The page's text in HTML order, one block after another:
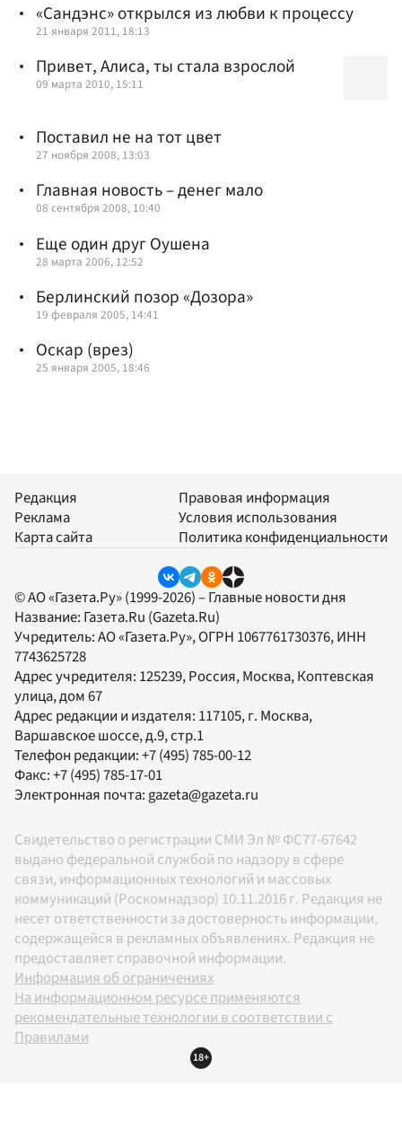
«Сандэнс» открылся из любви к процессу
21 января 2011, 18:13
Привет, Алиса, ты стала взрослой
09 марта 2010, 15:11
Поставил не на тот цвет
27 ноября 2008, 13:03
Главная новость – денег мало
08 сентября 2008, 10:40
Еще один друг Оушена
28 марта 2006, 12:52
Берлинский позор «Дозора»
19 февраля 2005, 14:41
Оскар (врез)
25 января 2005, 18:46
Редакция
Реклама
Карта сайта
Правовая информация
Условия использования
Политика конфиденциальности
© АО «Газета.Ру» (1999-2026) – Главные новости дня
Название: Газета.Ru (Gazeta.Ru)
Учредитель:АО «Газета.Ру», ОГРН 1067761730376, ИНН
7743625728
Адрес учредителя: 125239, Россия, Москва, Коптевская
улица, дом 67
Адрес редакции и издателя: 117105, г. Москва,
Варшавское шоссе, д.9, стр.1
Телефон редакции:+7 (495) 785-00-12
Факс:+7 (495) 785-17-01
Электронная почта: gazeta@gazeta.ru
Свидетельство о регистрации СМИ Эл № ФС77-67642
выдано федеральной службой по надзору в сфере
связи, информационных технологий и массовых
коммуникаций (Роскомнадзор) 10.11.2016 г. Редакция не
несет ответственности за достоверность информации,
содержащейся в рекламных объявлениях. Редакция не
предоставляет справочной информации.
Информация об ограничениях
На информационном ресурсе применяются
рекомендательные технологии в соответствии с
Правилами
18+